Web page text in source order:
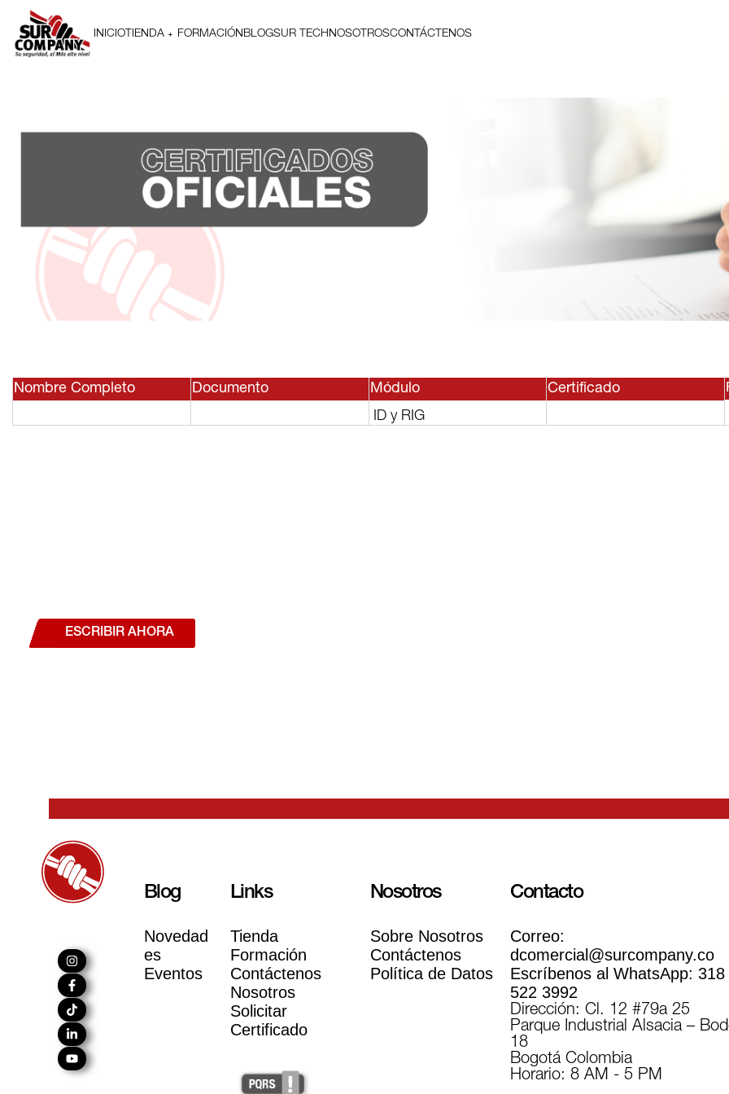
INICIO TIENDA FORMACIÓNBLOGSUR TECHNOSOTROSCONTÁCTENOS
Nombre Completo Documento
Módulo
ID y RIG
Certificado
ESCRIBIR AHORA
Blog
Novedad
es
Eventos
Links
Tienda
Formación
Contáctenos
Nosotros
Solicitar
Certificado
Nosotros
Sobre Nosotros
Contáctenos
Política de Datos
Contacto
Correo:
dcomercial@surcompany.co
Escríbenos al WhatsApp: 318
522 3992
Dirección: Cl. 12 #79a 25
Parque Industrial Alsacia –
18
Bogotá Colombia
Horario: 8 AM - 5 PM